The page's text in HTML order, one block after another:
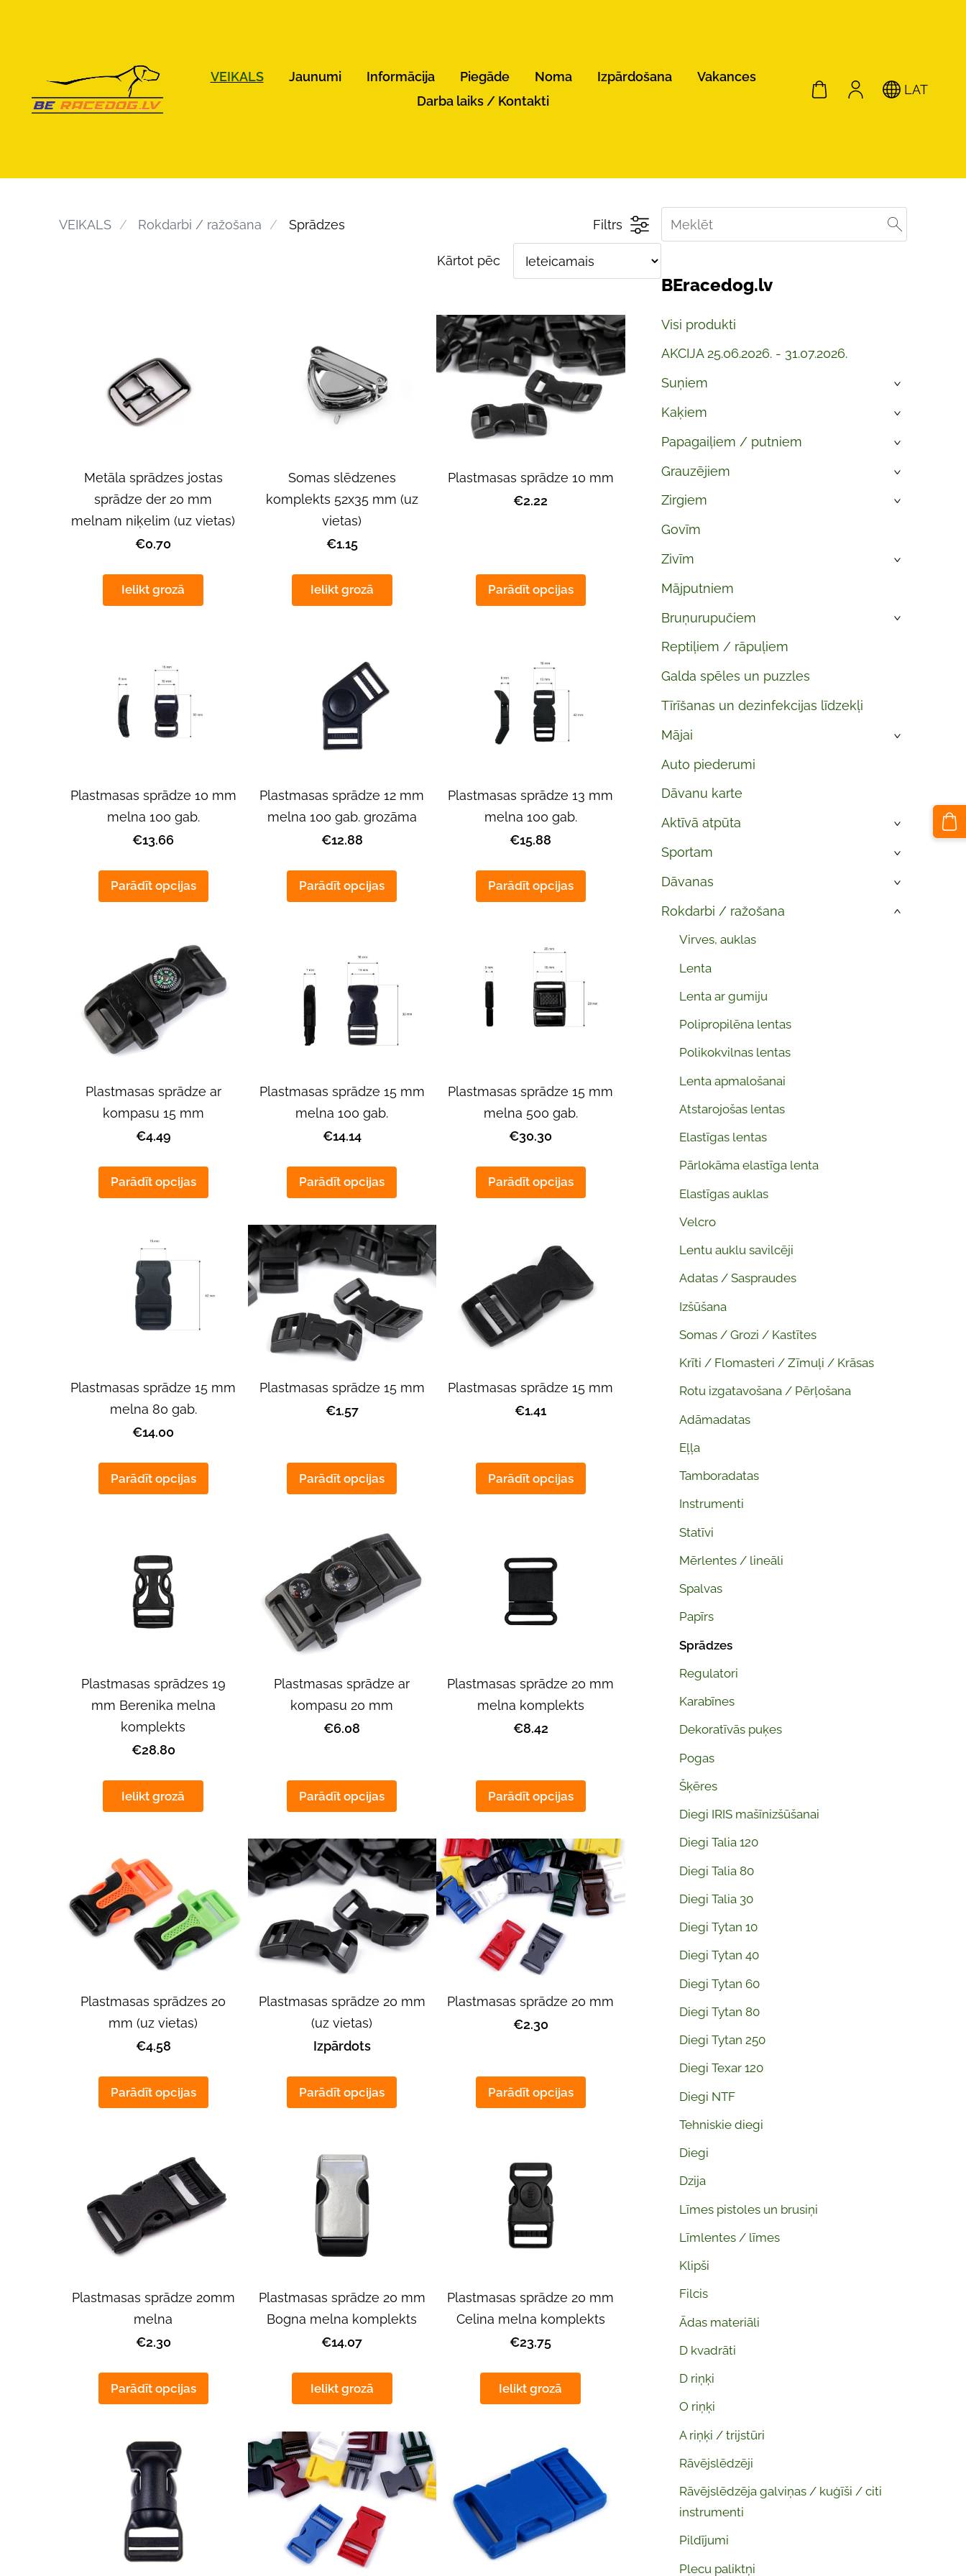
VEIKALS Jaunumi Informācija Piegāde Noma Izpārdošana
Vakances
Darba laiks / Kontakti
LAT
BEracedog.lv
Visi produkti
AKCIJA 25.06.2026. - 31.07.2026.
Suņiem
›
Kaķiem ›
Papagaiļiem / putniem ›
Grauzējiem ›
Zirgiem ›
Govīm
Zivīm
›
Mājputniem
Bruņurupučiem
›
Reptiļiem / rāpuļiem
Galda spēles un puzzles
Tīrīšanas un dezinfekcijas līdzekļi
Mājai
›
Auto piederumi
Dāvanu karte
Aktīvā atpūta
›
Sportam ›
Dāvanas ›
Rokdarbi / ražošana
Virves, auklas
Lenta
Lenta ar gumiju
Polipropilēna lentas
Polikokvilnas lentas
Lenta apmalošanai
Atstarojošas lentas
Elastīgas lentas
Pārlokāma elastīga lenta
Elastīgas auklas
Velcro
Lentu auklu savilcēji
Adatas / Saspraudes
Izšūšana
Somas / Grozi / Kastītes
Krīti / Flomasteri / Zīmuļi / Krāsas
Rotu izgatavošana / Pērļošana
Adāmadatas
Eļļa
Tamboradatas
Instrumenti
Statīvi
Mērlentes / lineāli
Spalvas
Papīrs
Sprādzes
Regulatori
Karabīnes
Dekoratīvās puķes
Pogas
Šķēres
Diegi IRIS mašīnizšūšanai
Diegi Talia 120
Diegi Talia 80
Diegi Talia 30
Diegi Tytan 10
Diegi Tytan 40
Diegi Tytan 60
Diegi Tytan 80
Diegi Tytan 250
Diegi Texar 120
Diegi NTF
Tehniskie diegi
Diegi
Dzija
Līmes pistoles un brusiņi
Līmlentes / līmes
Klipši
Filcis
Ādas materiāli
D kvadrāti
D riņķi
O riņķi
A riņķi / trijstūri
Rāvējslēdzēji
Rāvējslēdzēja galviņas / kuģīši / citi
instrumenti
Pildījumi
Plecu paliktņi
›
VEIKALS Rokdarbi / ražošana Sprādzes Filtrs
Kārtot pēc
Metāla sprādzes jostas
sprādze der 20 mm
melnam niķelim (uz vietas)
€0.70
Ielikt grozā
Somas slēdzenes
komplekts 52x35 mm (uz
vietas)
€1.15
Ielikt grozā
Plastmasas sprādze 10 mm
€2.22
Parādīt opcijas
Plastmasas sprādze 10 mm
melna 100 gab.
€13.66
Parādīt opcijas
Plastmasas sprādze 12 mm
melna 100 gab. grozāma
€12.88
Parādīt opcijas
Plastmasas sprādze 13 mm
melna 100 gab.
€15.88
Parādīt opcijas
Plastmasas sprādze ar
kompasu 15 mm
€4.49
Parādīt opcijas
Plastmasas sprādze 15 mm
melna 100 gab.
€14.14
Parādīt opcijas
Plastmasas sprādze 15 mm
melna 500 gab.
€30.30
Parādīt opcijas
Plastmasas sprādze 15 mm
melna 80 gab.
€14.00
Parādīt opcijas
Plastmasas sprādze 15 mm
€1.57
Parādīt opcijas
Plastmasas sprādze 15 mm
€1.41
Parādīt opcijas
Plastmasas sprādzes 19
mm Berenika melna
komplekts
€28.80
Ielikt grozā
Plastmasas sprādze ar
kompasu 20 mm
€6.08
Parādīt opcijas
Plastmasas sprādze 20 mm
melna komplekts
€8.42
Parādīt opcijas
Plastmasas sprādzes 20
mm (uz vietas)
€4.58
Parādīt opcijas
Plastmasas sprādze 20 mm
(uz vietas)
Izpārdots
Parādīt opcijas
Plastmasas sprādze 20 mm
€2.30
Parādīt opcijas
Plastmasas sprādze 20mm
melna
€2.30
Parādīt opcijas
Plastmasas sprādze 20 mm
Bogna melna komplekts
€14.07
Ielikt grozā
Plastmasas sprādze 20 mm
Celina melna komplekts
€23.75
Ielikt grozā